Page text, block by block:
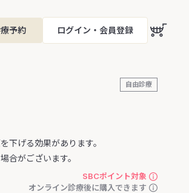
予約 ログイン・会員登録
自由診療
下げる効果があります。
合がございます。
SBCポイント対象
オンライン診療後に購入できます